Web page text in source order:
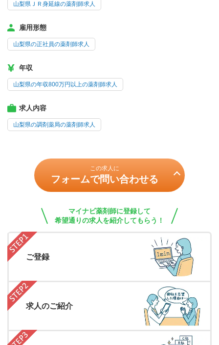
山梨県ＪＲ身延線の薬剤師求人
雇用形態
山梨県の正社員の薬剤師求人
年収
山梨県の年収800万円以上の薬剤師求人
求人内容
山梨県の調剤薬局の薬剤師求人
この求人に
フォームで問い合わせる
マイナビ薬剤師に登録して
希望通りの求人を紹介してもらう！
ご登録
求人のご紹介